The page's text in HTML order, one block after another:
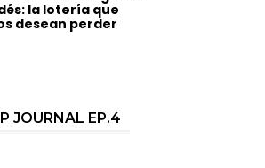
la lotería que
desean perder
JOURNAL EP.4